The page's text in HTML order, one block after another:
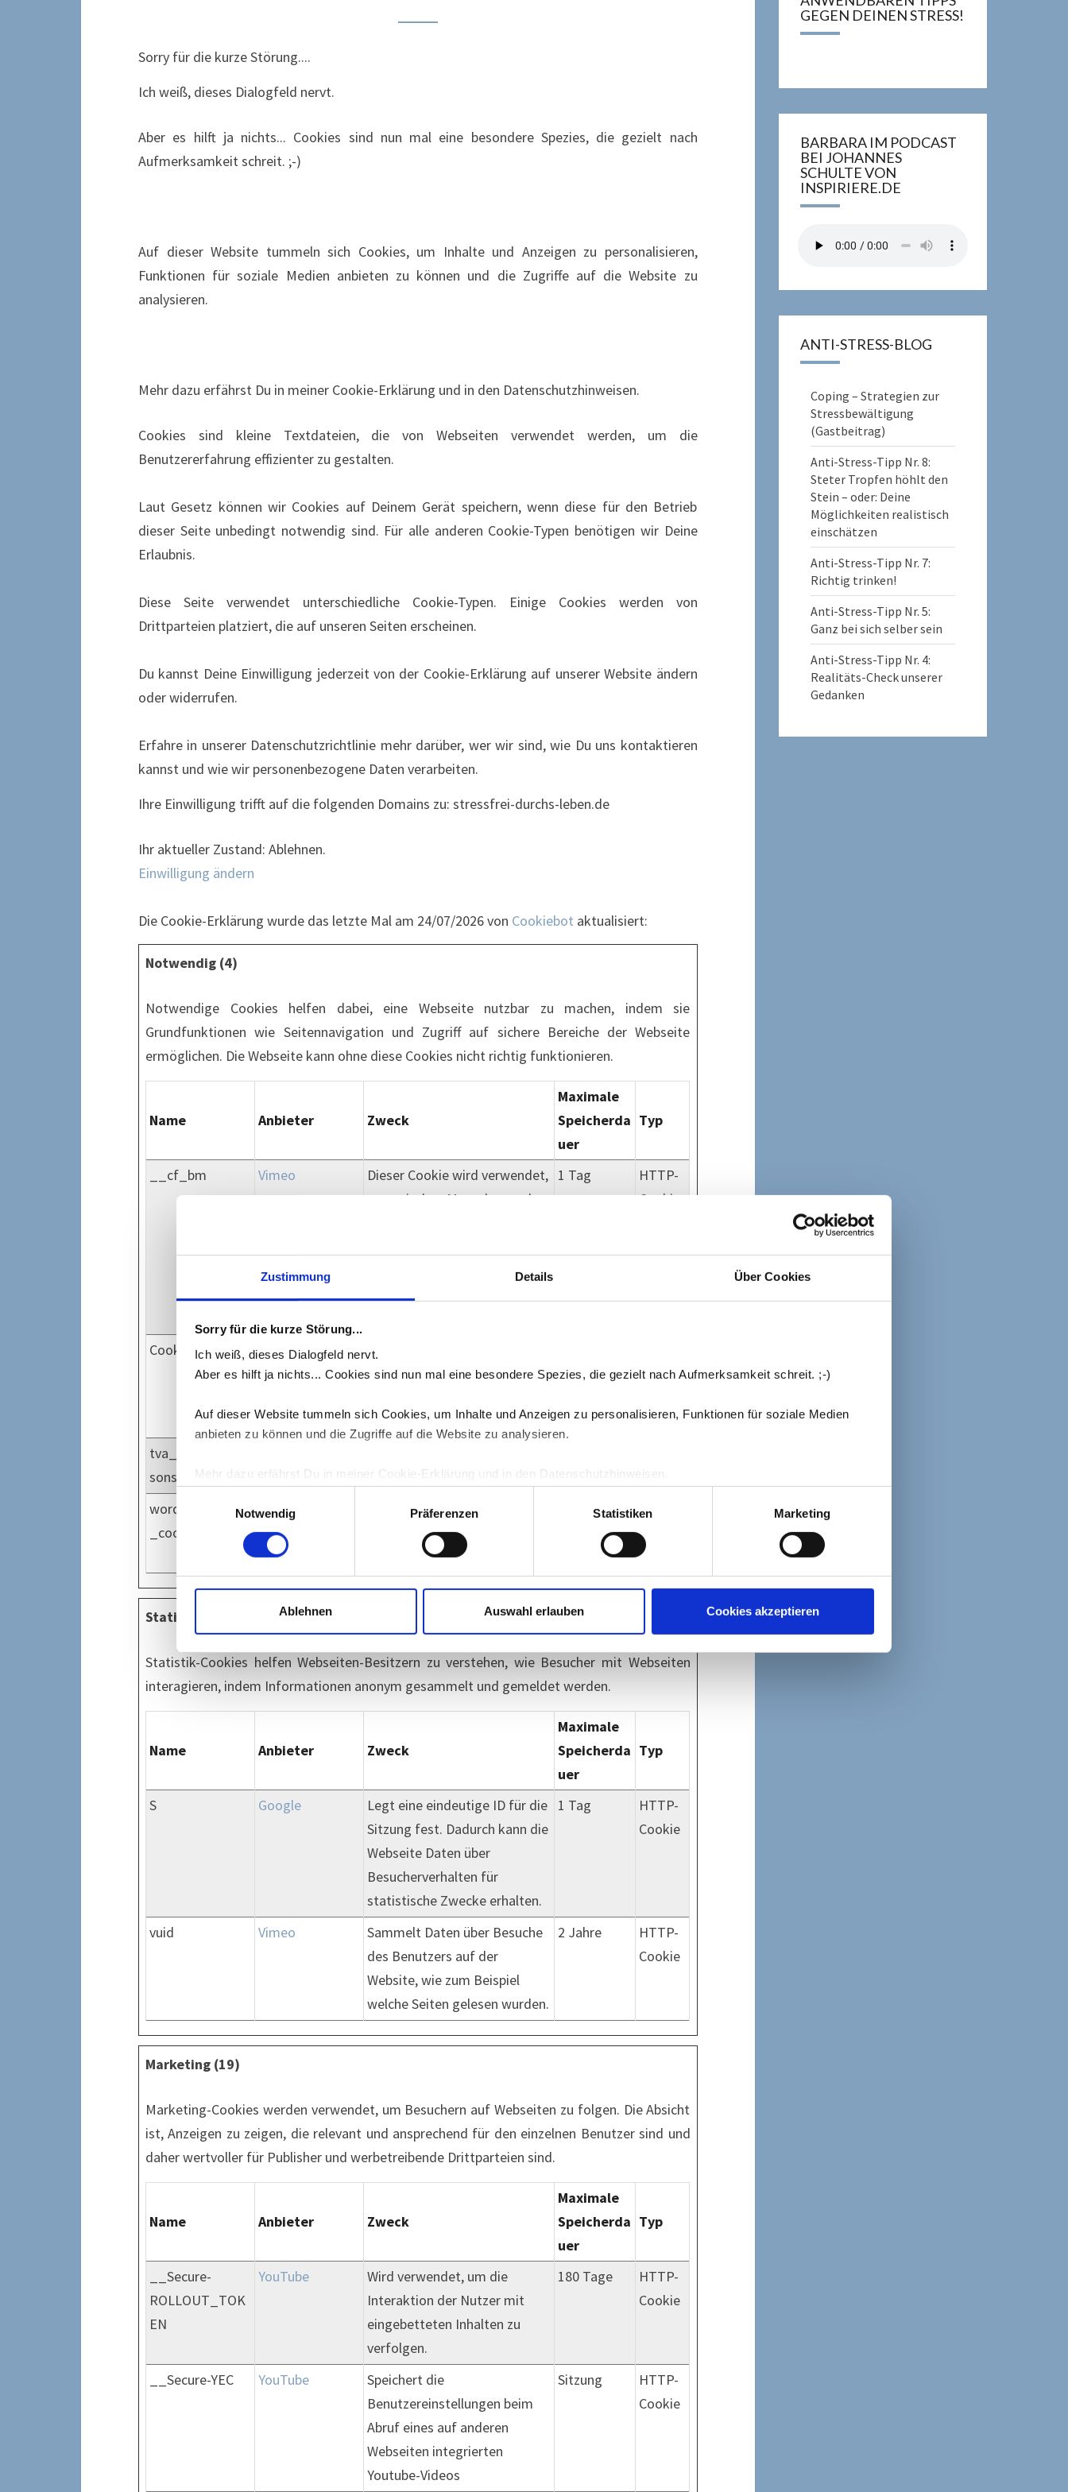
Zustimmung Details Über Cookies
Sorry für die kurze Störung...
Ich weiß, dieses Dialogfeld nervt.
Aber es hilft ja nichts... Cookies sind nun mal eine besondere Spezies, die gezielt nach Aufmerksamkeit schreit. ;-)
Auf dieser Website tummeln sich Cookies, um Inhalte und Anzeigen zu personalisieren, Funktionen für soziale Medien
anbieten zu können und die Zugriffe auf die Website zu analysieren.
Mehr dazu erfährst Du in meiner Cookie-Erklärung und in den Datenschutzhinweisen.
Einwilligungsauswahl
Notwendig
Präferenzen Statistiken Marketing
Ablehnen Auswahl erlauben Cookies akzeptieren
Sorry für die kurze Störung....
Ich weiß, dieses Dialogfeld nervt.
Aber es hilft ja nichts... Cookies sind nun mal eine besondere Spezies, die gezielt nach
Aufmerksamkeit schreit. ;-)
Auf dieser Website tummeln sich Cookies, um Inhalte und Anzeigen zu personalisieren,
Funktionen für soziale Medien anbieten zu können und die Zugriffe auf die Website zu
analysieren.
Mehr dazu erfährst Du in meiner Cookie-Erklärung und in den Datenschutzhinweisen.
Cookies sind kleine Textdateien, die von Webseiten verwendet werden, um die
Benutzererfahrung effizienter zu gestalten.
Laut Gesetz können wir Cookies auf Deinem Gerät speichern, wenn diese für den Betrieb
dieser Seite unbedingt notwendig sind. Für alle anderen Cookie-Typen benötigen wir Deine
Erlaubnis.
Diese Seite verwendet unterschiedliche Cookie-Typen. Einige Cookies werden von
Drittparteien platziert, die auf unseren Seiten erscheinen.
Du kannst Deine Einwilligung jederzeit von der Cookie-Erklärung auf unserer Website ändern
oder widerrufen.
Erfahre in unserer Datenschutzrichtlinie mehr darüber, wer wir sind, wie Du uns kontaktieren
kannst und wie wir personenbezogene Daten verarbeiten.
Ihre Einwilligung trifft auf die folgenden Domains zu: stressfrei-durchs-leben.de
Ihr aktueller Zustand: Ablehnen.
Einwilligung ändern
Die Cookie-Erklärung wurde das letzte Mal am 24/07/2026 von Cookiebot aktualisiert:
Notwendig (4)
Notwendige Cookies helfen dabei, eine Webseite nutzbar zu machen, indem sie
Grundfunktionen wie Seitennavigation und Zugriff auf sichere Bereiche der Webseite
ermöglichen. Die Webseite kann ohne diese Cookies nicht richtig funktionieren.
Name Anbieter Zweck
Maximale
Speicherda
uer
Typ
__cf_bm Vimeo
Dieser Cookie wird verwendet,
um zwischen Menschen und
um gültige Berichte über die
Nutzung ihrer webseite zu
1 Tag
HTTP-
Cookie
CookieConsent Cookiebot
Speichert den
Zustimmungsstatus des
aktuellen Domäne.
Cookie
tva_learned_les
sons
durchs-leben.de
Online-Kurse der Akademie.
wordpress_test
_cookie
stressfrei-
durchs-leben.de
Verwendet, um zu überprüfen,
ob der Browser des Benutzers
Cookies unterstützt.
Sitzung
HTTP-
Cookie
Statistiken (2)
Statistik-Cookies helfen Webseiten-Besitzern zu verstehen, wie Besucher mit Webseiten
interagieren, indem Informationen anonym gesammelt und gemeldet werden.
Name Anbieter Zweck
Maximale
Speicherda
uer
Typ
S Google
Legt eine eindeutige ID für die
Sitzung fest. Dadurch kann die
Webseite Daten über
Besucherverhalten für
statistische Zwecke erhalten.
1 Tag
HTTP-
Cookie
vuid Vimeo
Sammelt Daten über Besuche
des Benutzers auf der
Website, wie zum Beispiel
welche Seiten gelesen wurden.
2 Jahre
HTTP-
Cookie
Marketing (19)
Marketing-Cookies werden verwendet, um Besuchern auf Webseiten zu folgen. Die Absicht
ist, Anzeigen zu zeigen, die relevant und ansprechend für den einzelnen Benutzer sind und
daher wertvoller für Publisher und werbetreibende Drittparteien sind.
Name Anbieter Zweck
Maximale
Speicherda
uer
Typ
__Secure-
ROLLOUT_TOK
EN
YouTube
Wird verwendet, um die
Interaktion der Nutzer mit
eingebetteten Inhalten zu
verfolgen.
180 Tage
HTTP-
Cookie
__Secure-YEC YouTube
Speichert die
Benutzereinstellungen beim
Abruf eines auf anderen
Webseiten integrierten
Youtube-Videos
Sitzung
HTTP-
Cookie
GEGEN DEINEN STRESS!
BARBARA IM PODCAST
BEI JOHANNES
SCHULTE VON
INSPIRIERE.DE
ANTI-STRESS-BLOG
Coping – Strategien zur
Stressbewältigung
(Gastbeitrag)
Anti-Stress-Tipp Nr. 8:
Steter Tropfen höhlt den
Stein – oder: Deine
Möglichkeiten realistisch
einschätzen
Anti-Stress-Tipp Nr. 7:
Richtig trinken!
Anti-Stress-Tipp Nr. 5:
Ganz bei sich selber sein
Anti-Stress-Tipp Nr. 4:
Realitäts-Check unserer
Gedanken